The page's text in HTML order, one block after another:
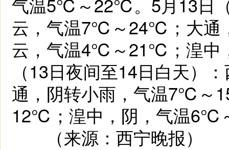
云，气温7℃～24℃；大通
云，气温4℃～21℃；湟中
（13日夜间至14日白天
通，阴转小雨，气温7℃～
12℃；湟中，阴，气温
（来源：西宁晚报）